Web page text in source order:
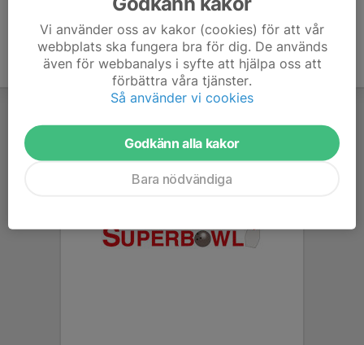
Vi använder oss av kakor (cookies) för att vår
webbplats ska fungera bra för dig. De används
även för webbanalys i syfte att hjälpa oss att
förbättra våra tjänster.
Så använder vi cookies
Godkänn alla kakor
Bara nödvändiga